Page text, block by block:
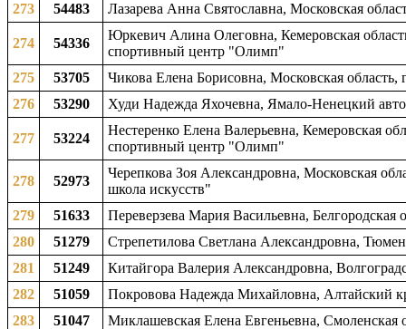
273
54483 Лазарева Анна Святославна, Московская
274 54336
Юркевич Алина Олеговна, Кемеровская
спортивный центр "Олимп"
275
53705
Чикова Елена Борисовна, Московская
276
53290 Худи Надежда Яхочевна, Ямало-Ненецкий
277 53224
Нестеренко Елена Валерьевна, Кемеровская
спортивный центр "Олимп"
278 52973
Черепкова Зоя Александровна, Московская
школа искусств"
279
51633
Переверзева Мария Васильевна, Белгородская
280
51279
Стрепетилова Светлана Александровна,
281
51249
Китайгора Валерия Александровна,
282
51059
Покровова Надежда Михайловна, Алтайский
283
51047
Миклашевская Елена Евгеньевна, Смоленская